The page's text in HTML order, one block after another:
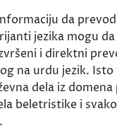
da
jezika mogu
i direktni
na urdu jezik.
dela iz domena
beletristike i